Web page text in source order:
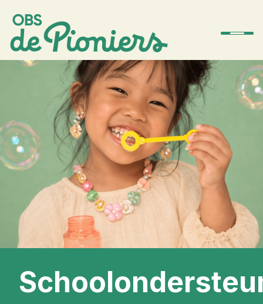
De school
Ouders
Amstelwijs
Contact
Aanmelden